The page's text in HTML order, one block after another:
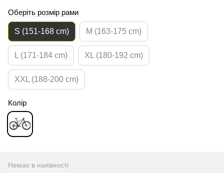
Оберіть розмір рами
S (151-168 cm) M (163-175 cm)
L (171-184 cm) XL (180-192 cm)
XXL (188-200 cm)
Колір
Немає в наявності